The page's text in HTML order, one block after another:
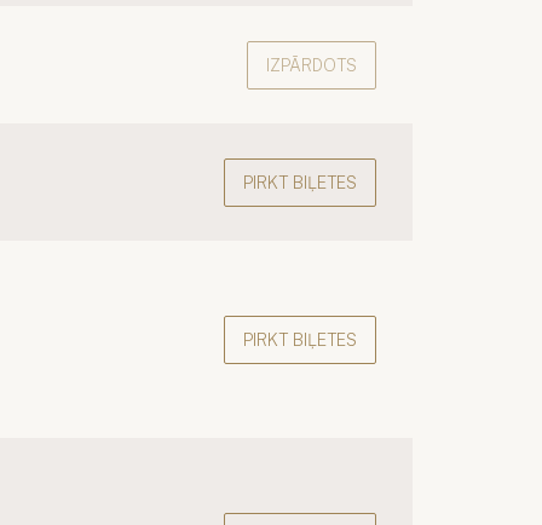
IZPĀRDOTS
PIRKT BIĻETES
PIRKT BIĻETES